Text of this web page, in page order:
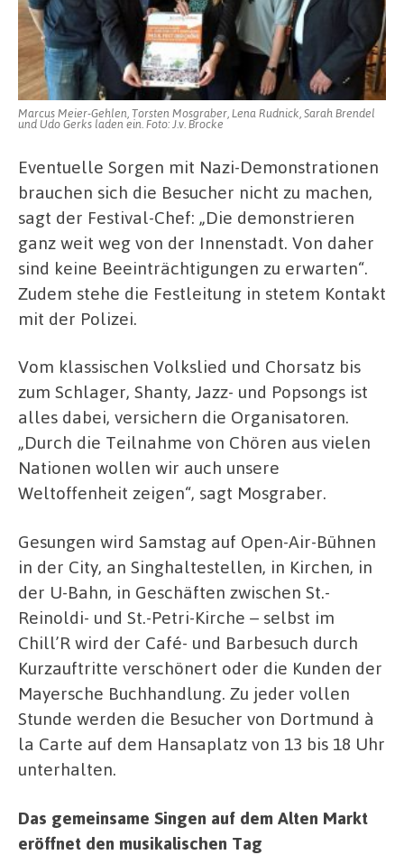
Marcus Meier-Gehlen, Torsten Mosgraber, Lena Rudnick, Sarah Brendel
und Udo Gerks laden ein. Foto: J.v. Brocke
Eventuelle Sorgen mit Nazi-Demonstrationen
brauchen sich die Besucher nicht zu machen,
sagt der Festival-Chef: „Die demonstrieren
ganz weit weg von der Innenstadt. Von daher
sind keine Beeinträchtigungen zu erwarten“.
Zudem stehe die Festleitung in stetem Kontakt
mit der Polizei.
Vom klassischen Volkslied und Chorsatz bis
zum Schlager, Shanty, Jazz- und Popsongs ist
alles dabei, versichern die Organisatoren.
„Durch die Teilnahme von Chören aus vielen
Nationen wollen wir auch unsere
Weltoffenheit zeigen“, sagt Mosgraber.
Gesungen wird Samstag auf Open-Air-Bühnen
in der City, an Singhaltestellen, in Kirchen, in
der U-Bahn, in Geschäften zwischen St.-
Reinoldi- und St.-Petri-Kirche – selbst im
Chill’R wird der Café- und Barbesuch durch
Kurzauftritte verschönert oder die Kunden der
Mayersche Buchhandlung. Zu jeder vollen
Stunde werden die Besucher von Dortmund à
la Carte auf dem Hansaplatz von 13 bis 18 Uhr
unterhalten.
Das gemeinsame Singen auf dem Alten Markt
eröffnet den musikalischen Tag